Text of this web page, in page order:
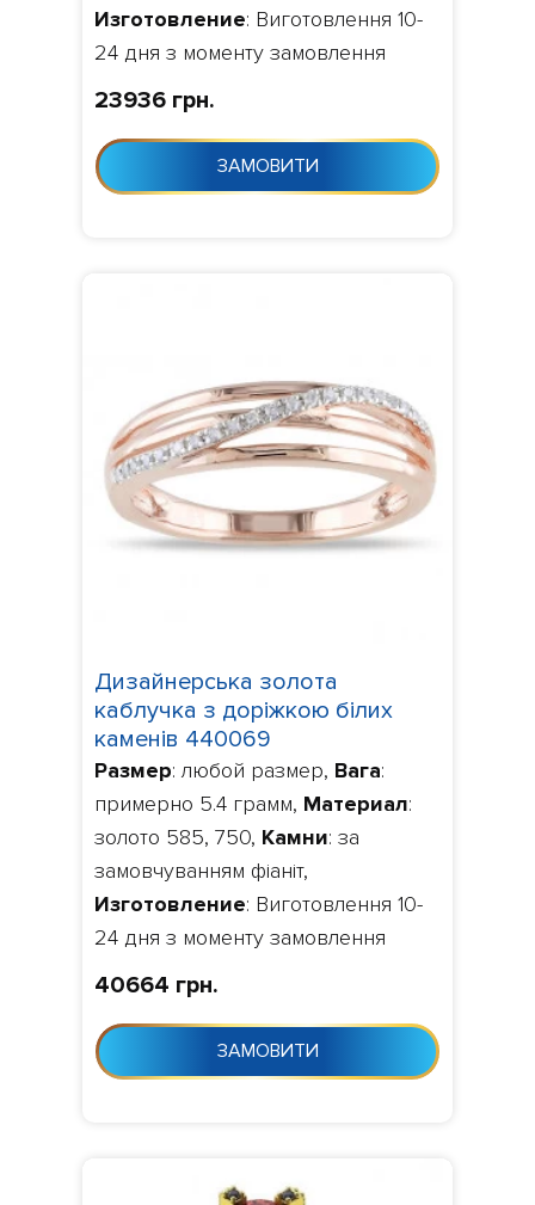
Изготовление: Виготовлення 10-
24 дня з моменту замовлення
23936 грн.
ЗАМОВИТИ
Дизайнерська золота
каблучка з доріжкою білих
каменів 440069
Размер: любой размер, Вага:
примерно 5.4 грамм, Материал:
золото 585, 750, Камни: за
замовчуванням фіаніт,
Изготовление: Виготовлення 10-
24 дня з моменту замовлення
40664 грн.
ЗАМОВИТИ